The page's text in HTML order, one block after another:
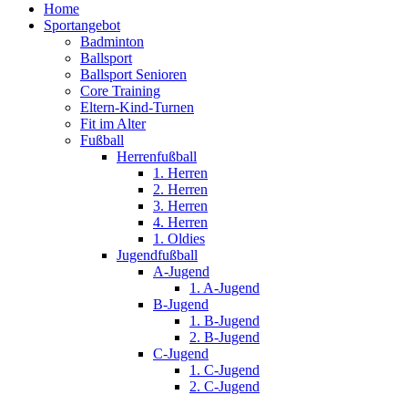
Home
Sportangebot
Badminton
Ballsport
Ballsport Senioren
Core Training
Eltern-Kind-Turnen
Fit im Alter
Fußball
Herrenfußball
1. Herren
2. Herren
3. Herren
4. Herren
1. Oldies
Jugendfußball
A-Jugend
1. A-Jugend
B-Jugend
1. B-Jugend
2. B-Jugend
C-Jugend
1. C-Jugend
2. C-Jugend